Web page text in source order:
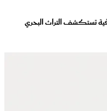
تستكشف التراث البحري